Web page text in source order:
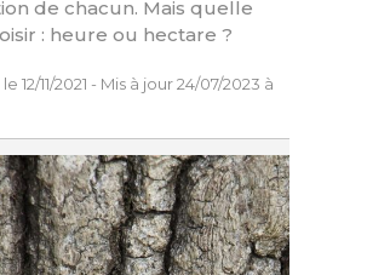
de chacun. Mais quelle
: heure ou hectare ?
12/11/2021 - Mis à jour 24/07/2023 à